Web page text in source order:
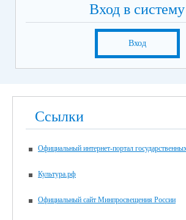
Вход в систему
Вход
Ссылки
Официальный интернет-портал
Культура.рф
Официальный сайт Минпросвещения России